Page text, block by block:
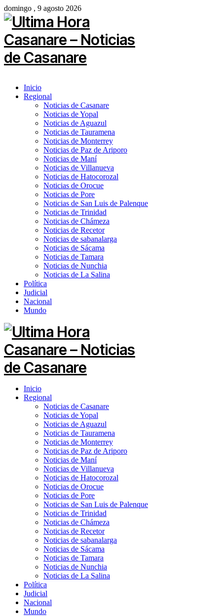
domingo , 9 agosto 2026
Inicio
Regional
Noticias de Casanare
Noticias de Yopal
Noticias de Aguazul
Noticias de Tauramena
Noticias de Monterrey
Noticias de Paz de Ariporo
Noticias de Maní
Noticias de Villanueva
Noticias de Hatocorozal
Noticias de Orocue
Noticias de Pore
Noticias de San Luis de Palenque
Noticias de Trinidad
Noticias de Chámeza
Noticias de Recetor
Noticias de sabanalarga
Noticias de Sácama
Noticias de Tamara
Noticias de Nunchia
Noticias de La Salina
Política
Judicial
Nacional
Mundo
Inicio
Regional
Noticias de Casanare
Noticias de Yopal
Noticias de Aguazul
Noticias de Tauramena
Noticias de Monterrey
Noticias de Paz de Ariporo
Noticias de Maní
Noticias de Villanueva
Noticias de Hatocorozal
Noticias de Orocue
Noticias de Pore
Noticias de San Luis de Palenque
Noticias de Trinidad
Noticias de Chámeza
Noticias de Recetor
Noticias de sabanalarga
Noticias de Sácama
Noticias de Tamara
Noticias de Nunchia
Noticias de La Salina
Política
Judicial
Nacional
Mundo